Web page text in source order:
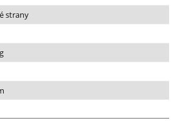
strany